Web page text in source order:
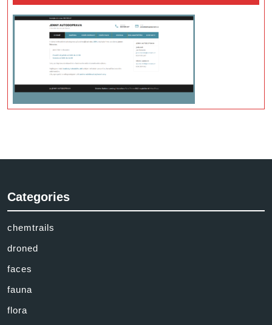
Categories
chemtrails
droned
faces
fauna
flora